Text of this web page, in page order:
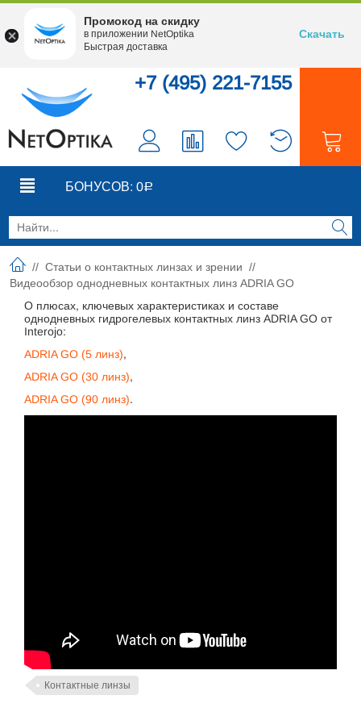
+7 (495) 221-7155
БОНУСОВ: 0Р
// Статьи о контактных линзах и зрении //
Видеообзор однодневных контактных линз ADRIA GO
О плюсах, ключевых характеристиках и составе
однодневных гидрогелевых контактных линз ADRIA GO от
Interojo:
ADRIA GO (5 линз),
ADRIA GO (30 линз),
ADRIA GO (90 линз).
Контактные линзы
Промокод на скидку
в приложении NetOptika
Быстрая доставка
Скачать